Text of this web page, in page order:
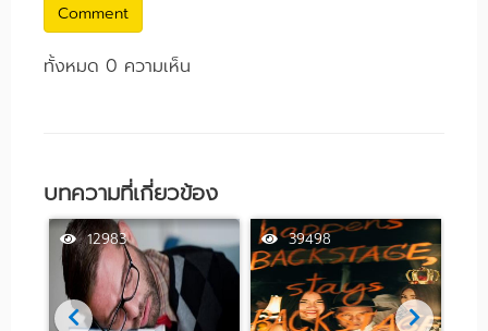
Comment
ทั้งหมด 0 ความเห็น
บทความที่เกี่ยวข้อง
12983 39498